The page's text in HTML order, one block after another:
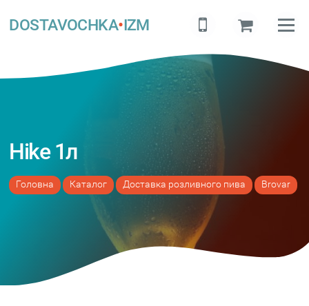
DOSTAVOCHKA•IZM
Hike 1л
Головна Каталог Доставка розливного пива Brovar